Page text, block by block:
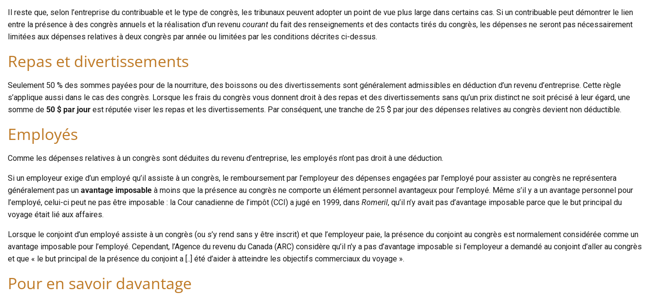
Il reste que, selon l’entreprise du contribuable et le type de congrès, les tribunaux peuvent adopter un point de vue plus large dans certains cas. Si un contribuable peut démontrer le lien
entre la présence à des congrès annuels et la réalisation d’un revenu courant du fait des renseignements et des contacts tirés du congrès, les dépenses ne seront pas nécessairement
limitées aux dépenses relatives à deux congrès par année ou limitées par les conditions décrites ci-dessus.
Repas et divertissements
Seulement 50 % des sommes payées pour de la nourriture, des boissons ou des divertissements sont généralement admissibles en déduction d’un revenu d’entreprise. Cette règle
s’applique aussi dans le cas des congrès. Lorsque les frais du congrès vous donnent droit à des repas et des divertissements sans qu’un prix distinct ne soit précisé à leur égard, une
somme de 50 $ par jour est réputée viser les repas et les divertissements. Par conséquent, une tranche de 25 $ par jour des dépenses relatives au congrès devient non déductible.
Employés
Comme les dépenses relatives à un congrès sont déduites du revenu d’entreprise, les employés n’ont pas droit à une déduction.
Si un employeur exige d’un employé qu’il assiste à un congrès, le remboursement par l’employeur des dépenses engagées par l’employé pour assister au congrès ne représentera
généralement pas un avantage imposable à moins que la présence au congrès ne comporte un élément personnel avantageux pour l’employé. Même s’il y a un avantage personnel pour
l’employé, celui-ci peut ne pas être imposable : la Cour canadienne de l’impôt (CCI) a jugé en 1999, dans Romeril, qu’il n’y avait pas d’avantage imposable parce que le but principal du
voyage était lié aux affaires.
Lorsque le conjoint d’un employé assiste à un congrès (ou s’y rend sans y être inscrit) et que l’employeur paie, la présence du conjoint au congrès est normalement considérée comme un
avantage imposable pour l’employé. Cependant, l’Agence du revenu du Canada (ARC) considère qu’il n’y a pas d’avantage imposable si l’employeur a demandé au conjoint d’aller au congrès
et que « le but principal de la présence du conjoint a [..] été d’aider à atteindre les objectifs commerciaux du voyage ».
Pour en savoir davantage